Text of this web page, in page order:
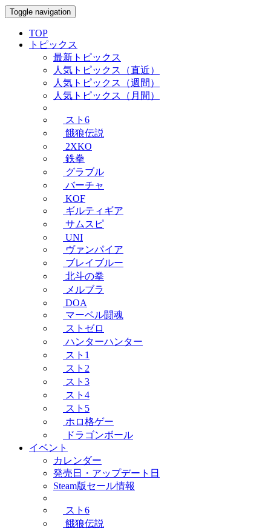
Toggle navigation
TOP
トピックス
最新トピックス
人気トピックス（直近）
人気トピックス（週間）
人気トピックス（月間）
スト6
餓狼伝説
2XKO
鉄拳
グラブル
バーチャ
KOF
ギルティギア
サムスピ
UNI
ヴァンパイア
ブレイブルー
北斗の拳
メルブラ
DOA
マーベル闘魂
ストゼロ
ハンターハンター
スト1
スト2
スト3
スト4
スト5
ホロ格ゲー
ドラゴンボール
イベント
カレンダー
発売日・アップデート日
Steam版セール情報
スト6
餓狼伝説